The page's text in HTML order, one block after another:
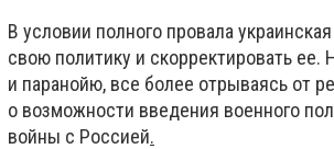
В условии полного провала
свою политику и скорректировать ее.
и паранойю, все более отрываясь от
о возможности введения военного
войны с Россией.